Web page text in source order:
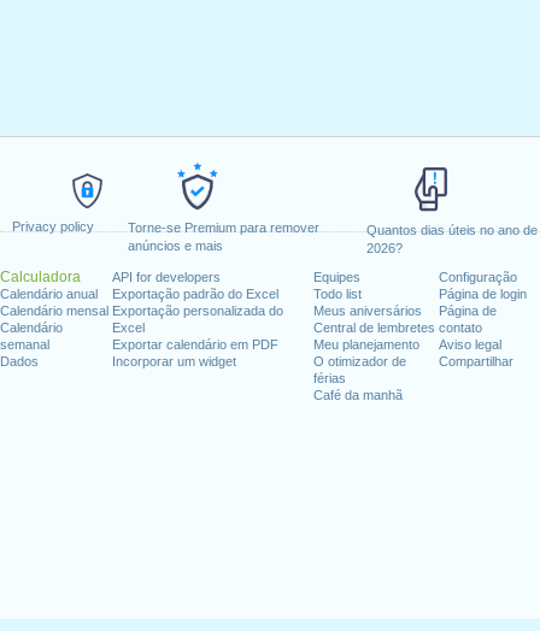
Privacy policy
Torne-se Premium para remover
anúncios e mais
Quantos dias úteis no ano de
2026?
Calculadora
Calendário anual
Calendário mensal
Calendário
semanal
Dados
API for developers
Exportação padrão do Excel
Exportação personalizada do
Excel
Exportar calendário em PDF
Incorporar um widget
Equipes
Todo list
Meus aniversários
Central de lembretes
Meu planejamento
O otimizador de
férias
Café da manhã
Configuração
Página de login
Página de
contato
Aviso legal
Compartilhar